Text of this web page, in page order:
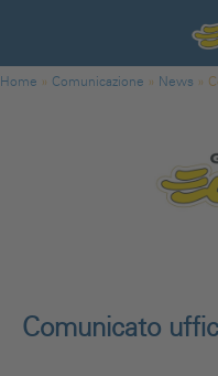
Tu sei qui
Home » Comunicazione » News »
Comunicato